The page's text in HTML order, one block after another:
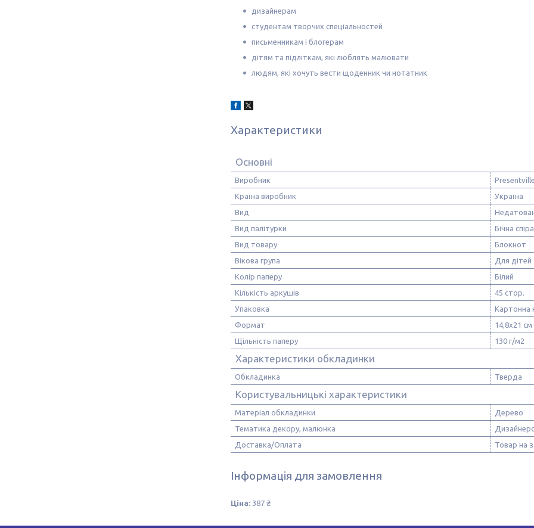
дизайнерам
студентам творчих спеціальностей
письменникам і блогерам
дітям та підліткам, які люблять малювати
людям, які хочуть вести щоденник чи нотатник
Характеристики
Основні
Виробник
Presentville
Країна виробник
Україна
Вид
Вид палітурки
Бічна
Вид товару
Блокнот
Вікова група
Для
Колір паперу
Білий
Кількість аркушів
45 стор.
Упаковка
Картонна
Формат
14,8х21 см
Щільність паперу
130 г/м2
Характеристики обкладинки
Обкладинка Тверда
Користувальницькі характеристики
Матеріал обкладинки
Дерево
Тематика декору, малюнка
Доставка/Оплата
Товар на
Інформація для замовлення
Ціна: 387 ₴